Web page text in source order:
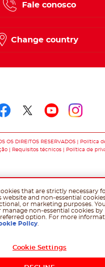
Fale conosco
Change country
OS DIREITOS RESERVADOS
Política
Requisitos técnicos Política de
that are strictly necessary
and non-essential
or marketing purposes.
manage non-essential cookies by
option. For more
Policy
Cookie Settings